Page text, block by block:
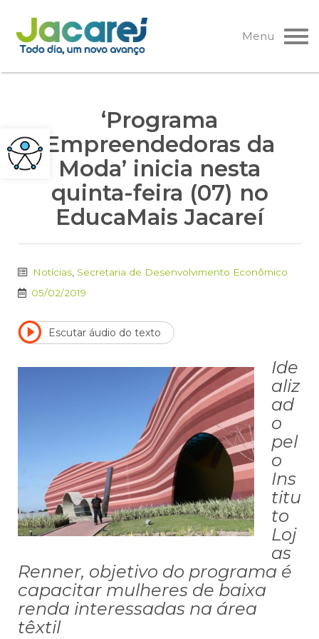
Pular
para
o
Menu
‘Programa
Empreendedoras da
Moda’ inicia nesta
quinta-feira (07) no
EducaMais Jacareí
Notícias Secretaria de Desenvolvimento Econômico
05/02/2019
Escutar áudio do texto
Ide
aliz
ad
o
pel
o
Ins
titu
to
Loj
as
Renner, objetivo do programa é
capacitar mulheres de baixa
renda interessadas na área
têxtil